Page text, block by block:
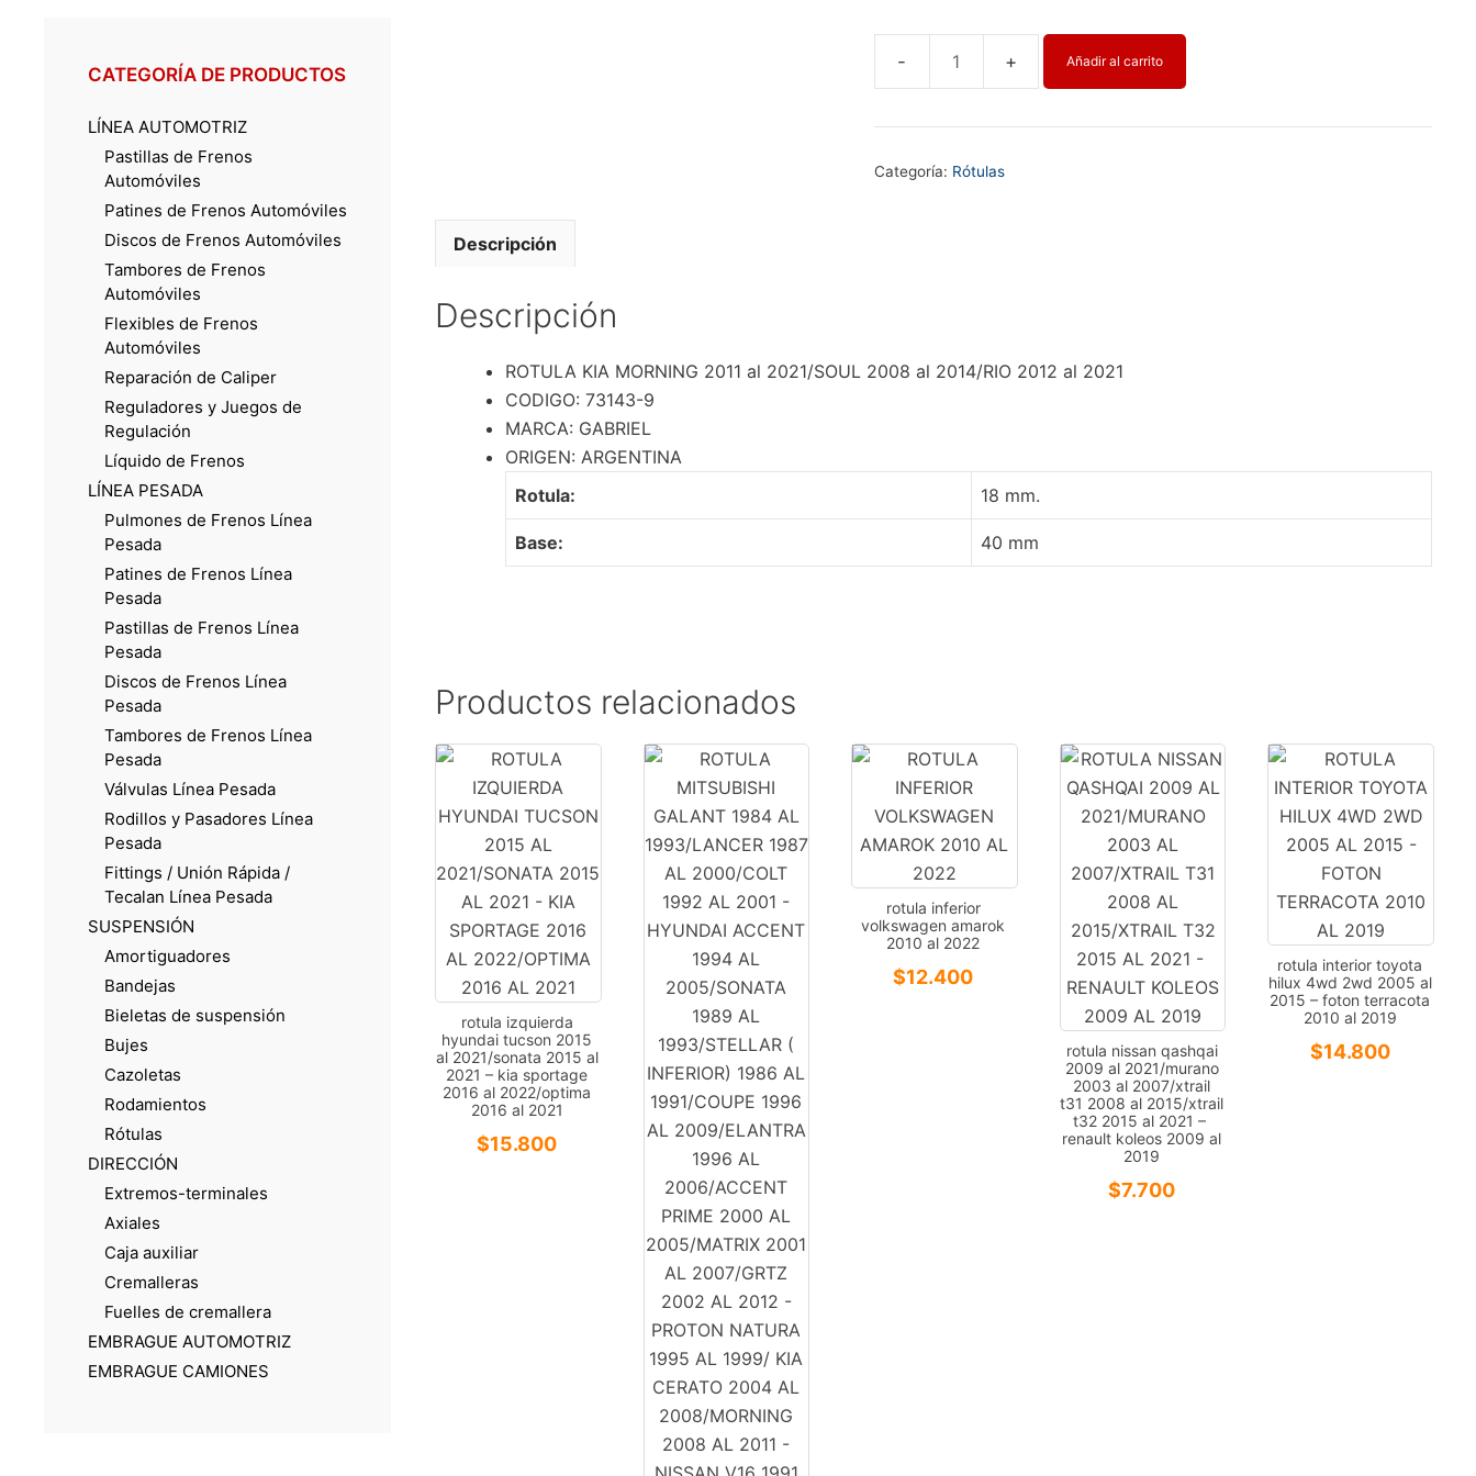
MORNING
al
2021
Añadir al carrito
Categoría: Rótulas
Descripción
Descripción
ROTULA KIA MORNING 2011 al 2021/SOUL 2008 al 2014/RIO 2012 al 2021
CODIGO: 73143-9
MARCA: GABRIEL
ORIGEN: ARGENTINA
Rotula:
18 mm.
Base: 40 mm
Productos relacionados
rotula izquierda
hyundai tucson 2015
al 2021/sonata 2015 al
2021 – kia sportage
2016 al 2022/optima
2016 al 2021
$15.800
rotula inferior
volkswagen amarok
2010 al 2022
$12.400
rotula nissan qashqai
2009 al 2021/murano
2003 al 2007/xtrail
t31 2008 al 2015/xtrail
t32 2015 al 2021 –
renault koleos 2009 al
2019
$7.700
rotula interior toyota
hilux 4wd 2wd 2005 al
2015 – foton terracota
2010 al 2019
$14.800
CATEGORÍA DE PRODUCTOS
LÍNEA AUTOMOTRIZ
Pastillas de Frenos
Automóviles
Patines de Frenos Automóviles
Discos de Frenos Automóviles
Tambores de Frenos
Automóviles
Flexibles de Frenos
Automóviles
Reparación de Caliper
Reguladores y Juegos de
Regulación
Líquido de Frenos
LÍNEA PESADA
Pulmones de Frenos Línea
Pesada
Patines de Frenos Línea
Pesada
Pastillas de Frenos Línea
Pesada
Discos de Frenos Línea
Pesada
Tambores de Frenos Línea
Pesada
Válvulas Línea Pesada
Rodillos y Pasadores Línea
Pesada
Fittings / Unión Rápida /
Tecalan Línea Pesada
SUSPENSIÓN
Amortiguadores
Bandejas
Bieletas de suspensión
Bujes
Cazoletas
Rodamientos
Rótulas
DIRECCIÓN
Extremos-terminales
Axiales
Caja auxiliar
Cremalleras
Fuelles de cremallera
EMBRAGUE AUTOMOTRIZ
EMBRAGUE CAMIONES